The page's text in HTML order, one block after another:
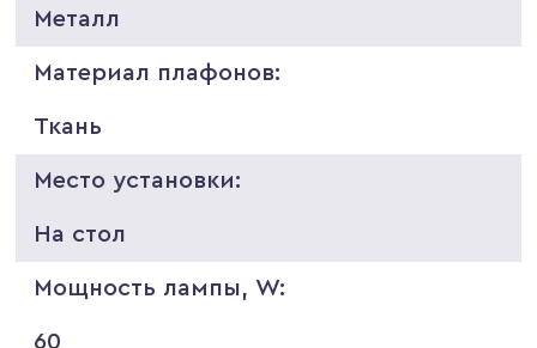
Металл
Материал плафонов:
Ткань
Место установки:
На стол
Мощность лампы, W:
60